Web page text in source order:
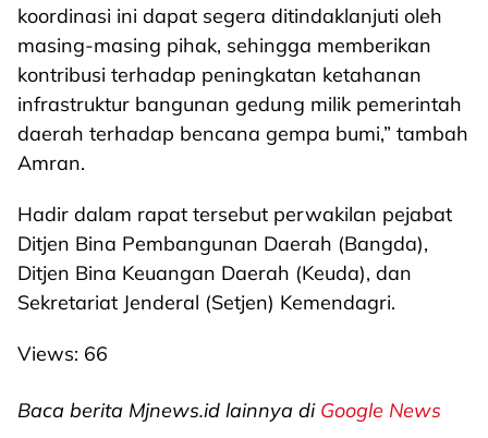
koordinasi ini dapat segera ditindaklanjuti oleh
masing-masing pihak, sehingga memberikan
kontribusi terhadap peningkatan ketahanan
infrastruktur bangunan gedung milik pemerintah
daerah terhadap bencana gempa bumi,” tambah
Amran.
Hadir dalam rapat tersebut perwakilan pejabat
Ditjen Bina Pembangunan Daerah (Bangda),
Ditjen Bina Keuangan Daerah (Keuda), dan
Sekretariat Jenderal (Setjen) Kemendagri.
Views: 66
Baca berita Mjnews.id lainnya di Google News